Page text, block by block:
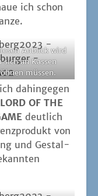
ich schon
Anblick wird
sich an Kas­sen
müssen.
dahin­ge­gen
OF THE
deut­lich
von
und Gestal­